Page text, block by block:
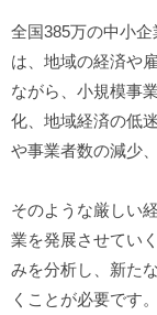
発
達
支
援
画
2
0
全国385万の中小
は、地域の経済や
ながら、小規模事
化、地域経済の低
や事業者数の減少
そのような厳しい
業を発展させてい
みを分析し、新た
くことが必要です。